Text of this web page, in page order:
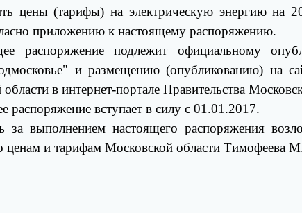
цены (тарифы) на электрическую энергию на
приложению к настоящему распоряжению.
распоряжение подлежит официальному
и размещению (опубликованию) на
в интернет-портале Правительства
распоряжение вступает в силу с 01.01.2017.
за выполнением настоящего распоряжения
ценам и тарифам Московской области Тимофеева